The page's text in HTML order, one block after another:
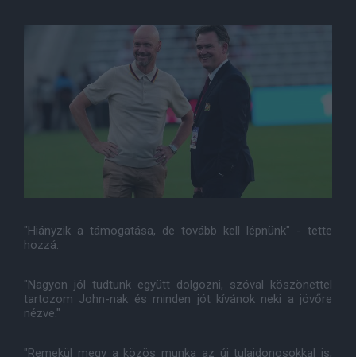
"Hiányzik a támogatása, de tovább kell lépnünk" - tette
hozzá.
"Nagyon jól tudtunk együtt dolgozni, szóval köszönettel
tartozom John-nak és minden jót kívánok neki a jövőre
nézve."
"Remekül megy a közös munka az új tulajdonosokkal is,